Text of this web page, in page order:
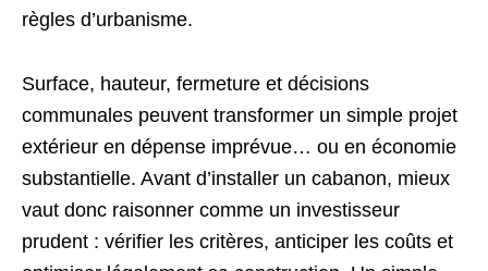
règles d’urbanisme.
Surface, hauteur, fermeture et décisions
communales peuvent transformer un simple projet
extérieur en dépense imprévue… ou en économie
substantielle. Avant d’installer un cabanon, mieux
vaut donc raisonner comme un investisseur
prudent : vérifier les critères, anticiper les coûts et